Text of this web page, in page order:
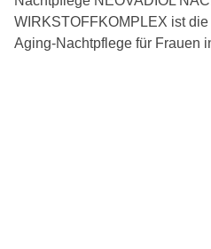
WIRKSTOFFKOMPLEX ist
Aging-Nachtpflege für Frauen